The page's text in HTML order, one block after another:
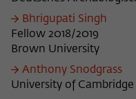
Bhrigupati Singh
Fellow 2018/2019
Brown University
Anthony Snodgrass
University of Cambridge